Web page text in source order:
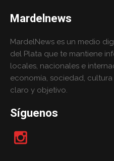
Mardelnews
MardelNews es un medio
del Plata que te mantiene
locales, nacionales e
economía, sociedad,
claro y objetivo.
Síguenos